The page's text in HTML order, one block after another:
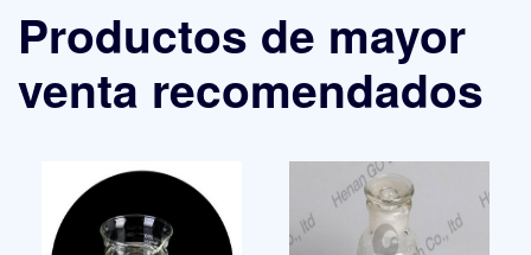
Productos de mayor
venta recomendados